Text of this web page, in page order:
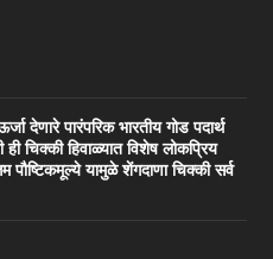
देणारे पारंपरिक भारतीय गोड पदार्थ
चिक्की हिवाळ्यात विशेष लोकप्रिय
यामुळे शेंगदाणा चिक्की सर्व